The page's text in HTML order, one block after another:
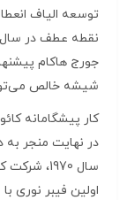
توسعه الیاف
جورج هاکام
شیشه خالص
کار پیشگامانه
اولین فیبر نوری